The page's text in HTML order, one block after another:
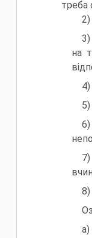
треба
2)
3)
на
6)
8)
а)